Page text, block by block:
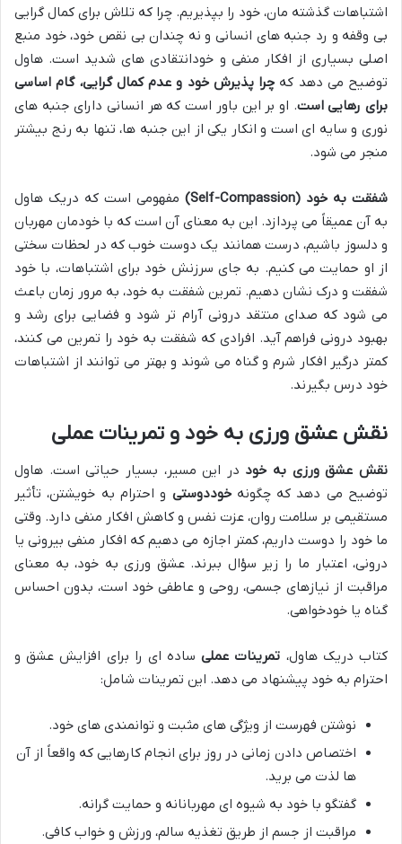
اشتباهات گذشته مان، خود را بپذیریم. چرا که تلاش برای کمال گرایی
بی وقفه و رد جنبه های انسانی و نه چندان بی نقص خود، خود منبع
اصلی بسیاری از افکار منفی و خودانتقادی های شدید است. هاول
توضیح می دهد که چرا پذیرش خود و عدم کمال گرایی، گام اساسی
برای رهایی است. او بر این باور است که هر انسانی دارای جنبه های
نوری و سایه ای است و انکار یکی از این جنبه ها، تنها به رنج بیشتر
منجر می شود.
شفقت به خود (Self-Compassion)
مفهومی است که دریک هاول
به آن عمیقاً می پردازد. این به معنای آن است که با خودمان مهربان
و دلسوز باشیم، درست همانند یک دوست خوب که در لحظات سختی
از او حمایت می کنیم. به جای سرزنش خود برای اشتباهات، با خود
شفقت و درک نشان دهیم. تمرین شفقت به خود، به مرور زمان باعث
می شود که صدای منتقد درونی آرام تر شود و فضایی برای رشد و
بهبود درونی فراهم آید. افرادی که شفقت به خود را تمرین می کنند،
کمتر درگیر افکار شرم و گناه می شوند و بهتر می توانند از اشتباهات
خود درس بگیرند.
نقش عشق ورزی به خود و تمرینات عملی
نقش عشق ورزی به خود در این مسیر، بسیار حیاتی است. هاول
توضیح می دهد که چگونهخوددوستی و احترام به خویشتن، تأثیر
مستقیمی بر سلامت روان، عزت نفس و کاهش افکار منفی دارد. وقتی
ما خود را دوست داریم، کمتر اجازه می دهیم که افکار منفی بیرونی یا
درونی، اعتبار ما را زیر سؤال ببرند. عشق ورزی به خود، به معنای
مراقبت از نیازهای جسمی، روحی و عاطفی خود است، بدون احساس
گناه یا خودخواهی.
کتاب دریک هاول، تمرینات عملیساده ای را برای افزایش عشق و
احترام به خود پیشنهاد می دهد. این تمرینات شامل:
نوشتن فهرست از ویژگی های مثبت و توانمندی های خود.
اختصاص دادن زمانی در روز برای انجام کارهایی که واقعاً از آن
ها لذت می برید.
گفتگو با خود به شیوه ای مهربانانه و حمایت گرانه.
مراقبت از جسم از طریق تغذیه سالم، ورزش و خواب کافی.